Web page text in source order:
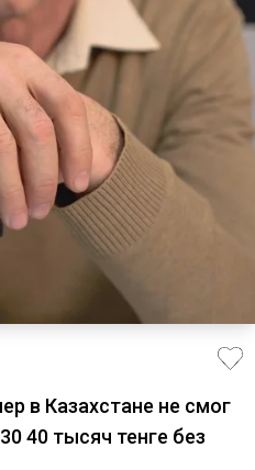
в Казахстане не смог
40 тысяч тенге без